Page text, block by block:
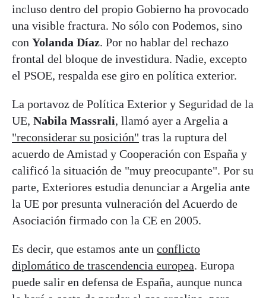
incluso dentro del propio Gobierno ha provocado
una visible fractura. No sólo con Podemos, sino
con Yolanda Díaz. Por no hablar del rechazo
frontal del bloque de investidura. Nadie, excepto
el PSOE, respalda ese giro en política exterior.
La portavoz de Política Exterior y Seguridad de la
UE, Nabila Massrali, llamó ayer a Argelia a
"reconsiderar su posición" tras la ruptura del
acuerdo de Amistad y Cooperación con España y
calificó la situación de "muy preocupante". Por su
parte, Exteriores estudia denunciar a Argelia ante
la UE por presunta vulneración del Acuerdo de
Asociación firmado con la CE en 2005.
Es decir, que estamos ante un conflicto
diplomático de trascendencia europea. Europa
puede salir en defensa de España, aunque nunca